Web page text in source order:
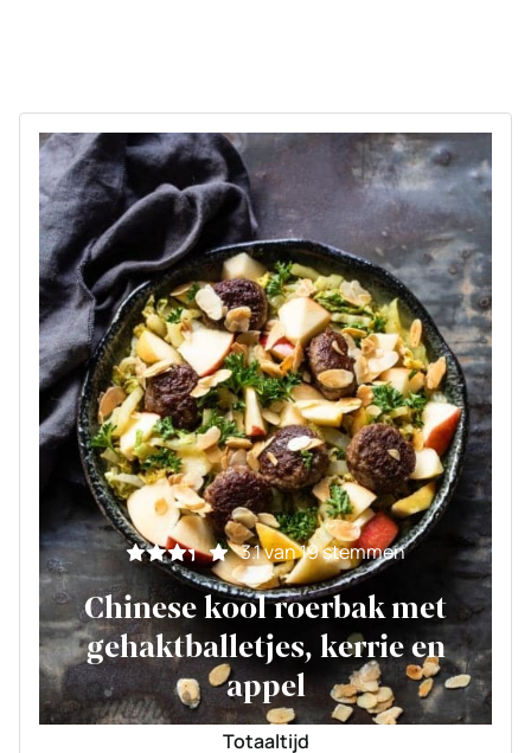
3.1van19stemmen
Chinese kool roerbak met
gehaktballetjes, kerrie en
appel
Totaaltijd